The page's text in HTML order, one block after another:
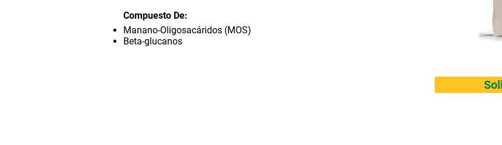
Compuesto De:
Manano-Oligosacáridos (MOS)
Beta-glucanos